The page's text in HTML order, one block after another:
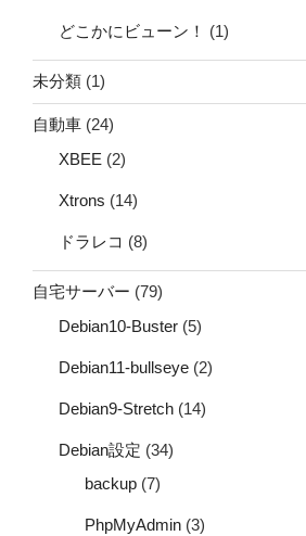
どこかにビューン！ (1)
未分類 (1)
自動車 (24)
XBEE (2)
Xtrons (14)
ドラレコ (8)
自宅サーバー (79)
Debian10-Buster (5)
Debian11-bullseye (2)
Debian9-Stretch (14)
Debian設定 (34)
backup (7)
PhpMyAdmin (3)